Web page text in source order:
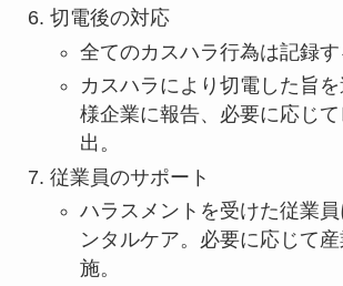
切電後の対応
全てのカスハラ行為は記録す
カスハラにより切電した旨
様企業に報告、必要に応じ
出。
従業員のサポート
ハラスメントを受けた従業
ンタルケア。必要に応じて
施。